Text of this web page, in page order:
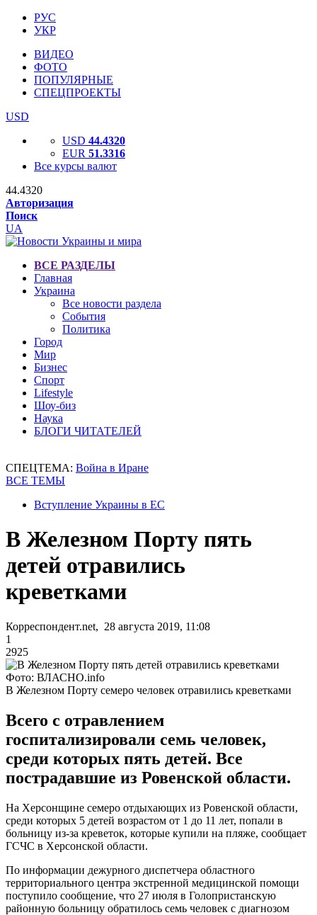
РУС
УКР
ВИДЕО
ФОТО
ПОПУЛЯРНЫЕ
СПЕЦПРОЕКТЫ
USD
USD 44.4320
EUR 51.3316
Все курсы валют
44.4320
Авторизация
Поиск
UA
ВСЕ РАЗДЕЛЫ
Главная
Украина
Все новости раздела
События
Политика
Город
Мир
Бизнес
Спорт
Lifestyle
Шоу-биз
Наука
БЛОГИ ЧИТАТЕЛЕЙ
СПЕЦТЕМА: Война в Иране
ВСЕ ТЕМЫ
Вступление Украины в ЕС
В Железном Порту пять
детей отравились
креветками
Корреспондент.net, 28 августа 2019, 11:08
1
2925
Фото: ВЛАСНО.info
В Железном Порту семеро человек отравились креветками
Всего с отравлением
госпитализировали семь человек,
среди которых пять детей. Все
пострадавшие из Ровенской области.
На Херсонщине семеро отдыхающих из Ровенской области,
среди которых 5 детей возрастом от 1 до 11 лет, попали в
больницу из-за креветок, которые купили на пляже, сообщает
ГСЧС в Херсонской области.
По информации дежурного диспетчера областного
территориального центра экстренной медицинской помощи
поступило сообщение, что 27 июля в Голопристанскую
районную больницу обратилось семь человек с диагнозом